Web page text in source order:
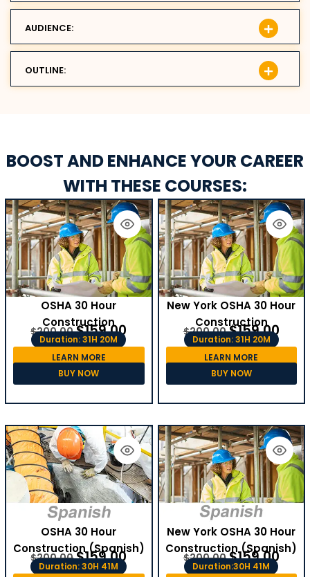
AUDIENCE:
OUTLINE:
BOOST AND ENHANCE YOUR CAREER
WITH THESE COURSES:
OSHA 30 Hour
Construction
$200.00 $159.00
Duration: 31H 20M
LEARN MORE
BUY NOW
New York OSHA 30 Hour
Construction
$200.00 $159.00
Duration: 31H 20M
LEARN MORE
BUY NOW
OSHA 30 Hour
Construction (Spanish)
$200.00 $159.00
Duration: 30H 41M
New York OSHA 30 Hour
Construction (Spanish)
$200.00 $159.00
Duration:30H 41M